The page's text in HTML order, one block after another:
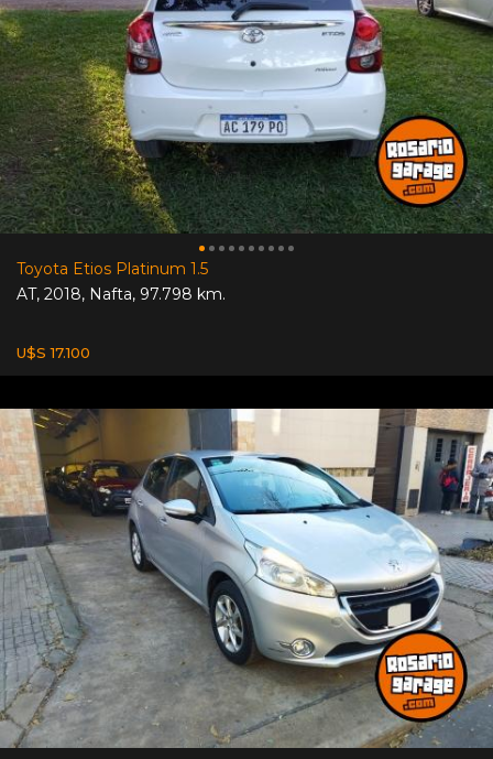
Toyota Etios Platinum 1.5
AT, 2018, Nafta, 97.798 km.
U$S 17.100